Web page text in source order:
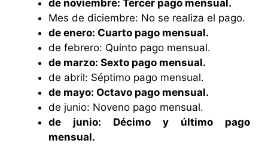
de noviembre: Tercer pago mensual.
Mes de diciembre: No se realiza el pago.
de enero: Cuarto pago mensual.
de febrero: Quinto pago mensual.
de marzo: Sexto pago mensual.
de abril: Séptimo pago mensual.
de mayo: Octavo pago mensual.
de junio: Noveno pago mensual.
de junio: Décimo y último pago
mensual.